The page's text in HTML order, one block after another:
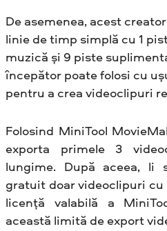
De asemenea, acest
linie de timp simplă cu 1
muzică și 9 piste
începător poate folosi cu
pentru a crea videoclipuri
Folosind MiniTool
exporta primele 3
lungime. După aceea, li
gratuit doar videoclipuri cu
licență valabilă a
această limită de export